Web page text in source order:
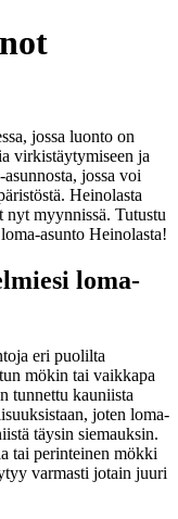
jossa luonto on
virkistäytymiseen ja
jossa voi
Heinolasta
myynnissä. Tutustu
asunto Heinolasta!
loma-
eri puolilta
mökin tai vaikkapa
tunnettu kauniista
joten loma-
täysin siemauksin.
tai perinteinen mökki
varmasti jotain juuri